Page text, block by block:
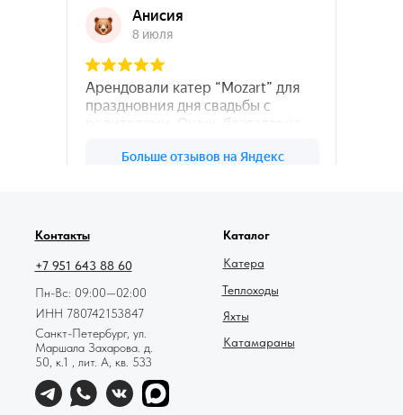
Контакты
+7 951 643 88 60
Пн-Вс: 09:00—02:00
ИНН 780742153847
Санкт-Петербург, ул.
Маршала Захарова. д.
50, к.1 , лит. А, кв. 533
Каталог
Катамараны
Яхты
Теплоходы
Катера